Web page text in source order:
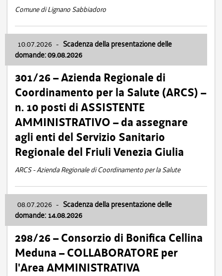
Comune di Lignano Sabbiadoro
10.07.2026 - Scadenza della presentazione delle
domande: 09.08.2026
301/26 – Azienda Regionale di
Coordinamento per la Salute (ARCS) –
n. 10 posti di ASSISTENTE
AMMINISTRATIVO – da assegnare
agli enti del Servizio Sanitario
Regionale del Friuli Venezia Giulia
ARCS - Azienda Regionale di Coordinamento per la Salute
08.07.2026 - Scadenza della presentazione delle
domande: 14.08.2026
298/26 – Consorzio di Bonifica Cellina
Meduna – COLLABORATORE per
l'Area AMMINISTRATIVA